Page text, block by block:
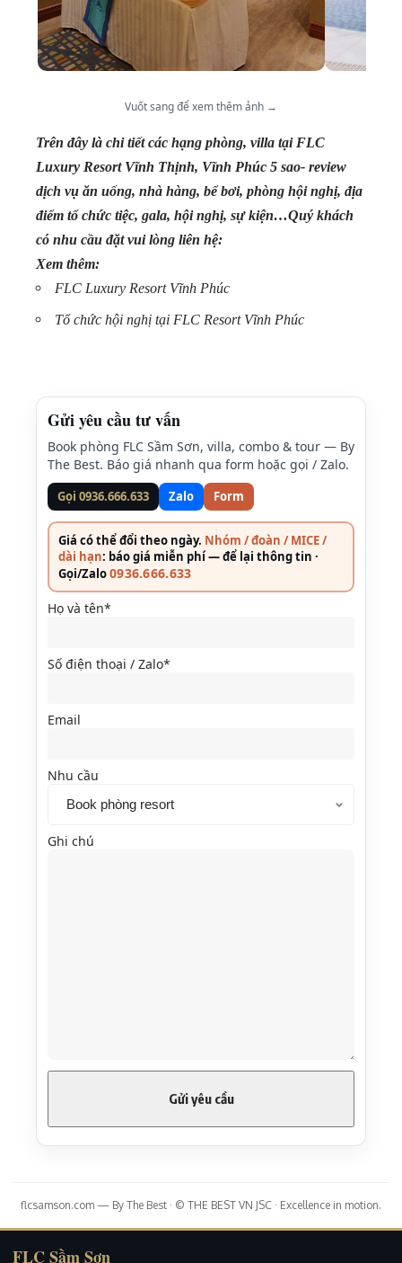
Vuốt sang để xem thêm ảnh →
Trên đây là chi tiết các hạng phòng, villa tại FLC
Luxury Resort Vĩnh Thịnh, Vĩnh Phúc 5 sao- review
dịch vụ ăn uống, nhà hàng, bể bơi, phòng hội nghị, địa
điểm tổ chức tiệc, gala, hội nghị, sự kiện…Quý khách
có nhu cầu đặt vui lòng liên hệ:
Xem thêm:
FLC Luxury Resort Vĩnh Phúc
Tổ chức hội nghị tại FLC Resort Vĩnh Phúc
Gửi yêu cầu tư vấn
Book phòng FLC Sầm Sơn, villa, combo & tour — By
The Best. Báo giá nhanh qua form hoặc gọi / Zalo.
Gọi 0936.666.633 Zalo Form
Giá có thể đổi theo ngày. Nhóm / đoàn / MICE /
dài hạn: báo giá miễn phí — để lại thông tin ·
Gọi/Zalo0936.666.633
Họ và tên*
Số điện thoại / Zalo*
Email
Nhu cầu
Ghi chú
flcsamson.com — By The Best · © THE BEST VN JSC · Excellence in motion.
FLC Sầm Sơn